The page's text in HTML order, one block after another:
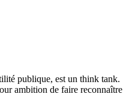
publique, est un think tank.
ambition de faire reconnaître